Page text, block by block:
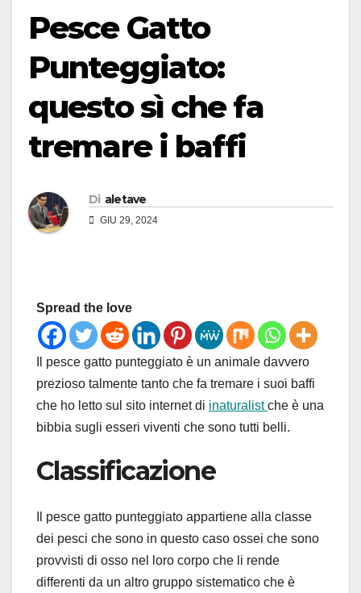
Pesce Gatto
Punteggiato:
questo sì che fa
tremare i baffi
Di aletave
GIU 29, 2024
Spread the love
Il pesce gatto punteggiato è un animale davvero
prezioso talmente tanto che fa tremare i suoi baffi
che ho letto sul sito internet di inaturalistche è una
bibbia sugli esseri viventi che sono tutti belli.
Classificazione
Il pesce gatto punteggiato appartiene alla classe
dei pesci che sono in questo caso ossei che sono
provvisti di osso nel loro corpo che li rende
differenti da un altro gruppo sistematico che è